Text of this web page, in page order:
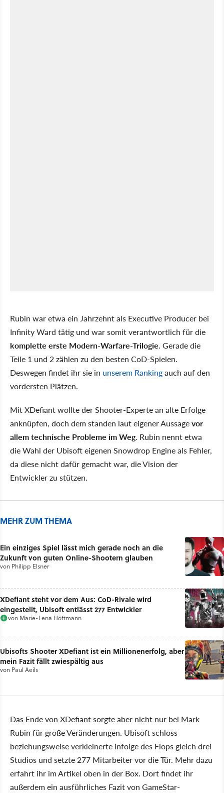
Rubin war etwa ein Jahrzehnt als Executive Producer bei
Infinity Ward tätig und war somit verantwortlich für die
komplette erste Modern-Warfare-Trilogie. Gerade die
Teile 1 und 2 zählen zu den besten CoD-Spielen.
Deswegen findet ihr sie in unserem Rankingauch auf den
vordersten Plätzen.
Mit XDefiant wollte der Shooter-Experte an alte Erfolge
anknüpfen, doch dem standen laut eigener Aussagevor
allem technische Probleme im Weg. Rubin nennt etwa
die Wahl der Ubisoft eigenen Snowdrop Engine als Fehler,
da diese nicht dafür gemacht war, die Vision der
Entwickler zu stützen.
MEHR ZUM THEMA
Ein einziges Spiel lässt mich gerade noch an die
Zukunft von guten Online-Shootern glauben
von Philipp Elsner
XDefiant steht vor dem Aus: CoD-Rivale wird
eingestellt, Ubisoft entlässt 277 Entwickler
von Marie-Lena Höftmann
Ubisofts Shooter XDefiant ist ein Millionenerfolg, aber
mein Fazit fällt zwiespältig aus
von Paul Aeils
Das Ende von XDefiant sorgte aber nicht nur bei Mark
Rubin für große Veränderungen. Ubisoft schloss
beziehungsweise verkleinerte infolge des Flops gleich drei
Studios und setzte 277 Mitarbeiter vor die Tür. Mehr dazu
erfahrt ihr im Artikel oben in der Box. Dort findet ihr
außerdem ein ausführliches Fazit von GameStar-